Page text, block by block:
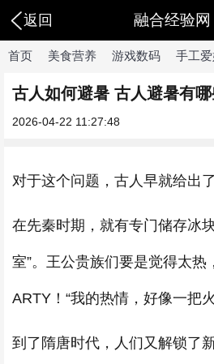
返回 融合经验网
首页 美食营养 游戏数码 手工
古人如何避暑 古人避暑有
2026-04-22 11:27:48
对于这个问题，古人早就给出了
在先秦时期，就有专门储存冰
室”。王公贵族们要是觉得太热
ARTY！“我的热情，好像一把
到了隋唐时代，人们又解锁了